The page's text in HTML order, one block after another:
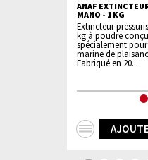
ANAF
MANO - 1 KG
Extincteur
kg à poudre conçu
spécialement
marine de
Fabriqué en 20...